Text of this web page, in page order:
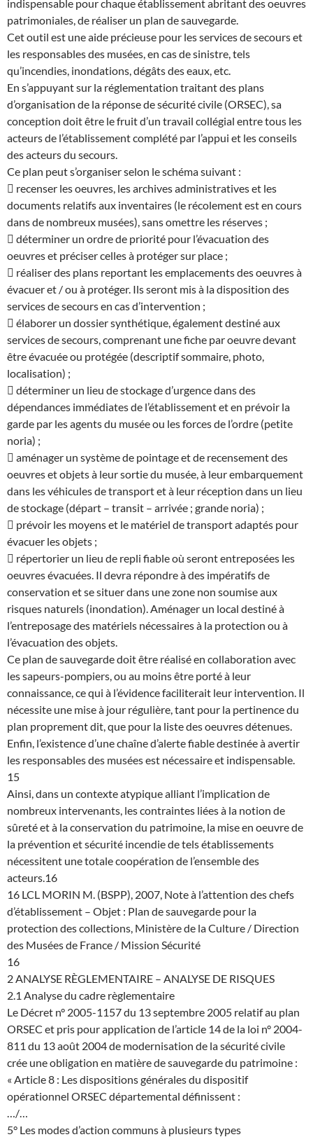
indispensable pour chaque établissement abritant des oeuvres
patrimoniales, de réaliser un plan de sauvegarde.
Cet outil est une aide précieuse pour les services de secours et
les responsables des musées, en cas de sinistre, tels
qu’incendies, inondations, dégâts des eaux, etc.
En s’appuyant sur la réglementation traitant des plans
d’organisation de la réponse de sécurité civile (ORSEC), sa
conception doit être le fruit d’un travail collégial entre tous les
acteurs de l’établissement complété par l’appui et les conseils
des acteurs du secours.
Ce plan peut s’organiser selon le schéma suivant :
 recenser les oeuvres, les archives administratives et les
documents relatifs aux inventaires (le récolement est en cours
dans de nombreux musées), sans omettre les réserves ;
 déterminer un ordre de priorité pour l’évacuation des
oeuvres et préciser celles à protéger sur place ;
 réaliser des plans reportant les emplacements des oeuvres à
évacuer et / ou à protéger. Ils seront mis à la disposition des
services de secours en cas d’intervention ;
 élaborer un dossier synthétique, également destiné aux
services de secours, comprenant une fiche par oeuvre devant
être évacuée ou protégée (descriptif sommaire, photo,
localisation) ;
 déterminer un lieu de stockage d’urgence dans des
dépendances immédiates de l’établissement et en prévoir la
garde par les agents du musée ou les forces de l’ordre (petite
noria) ;
 aménager un système de pointage et de recensement des
oeuvres et objets à leur sortie du musée, à leur embarquement
dans les véhicules de transport et à leur réception dans un lieu
de stockage (départ – transit – arrivée ; grande noria) ;
 prévoir les moyens et le matériel de transport adaptés pour
évacuer les objets ;
 répertorier un lieu de repli fiable où seront entreposées les
oeuvres évacuées. Il devra répondre à des impératifs de
conservation et se situer dans une zone non soumise aux
risques naturels (inondation). Aménager un local destiné à
l’entreposage des matériels nécessaires à la protection ou à
l’évacuation des objets.
Ce plan de sauvegarde doit être réalisé en collaboration avec
les sapeurs-pompiers, ou au moins être porté à leur
connaissance, ce qui à l’évidence faciliterait leur intervention. Il
nécessite une mise à jour régulière, tant pour la pertinence du
plan proprement dit, que pour la liste des oeuvres détenues.
Enfin, l’existence d’une chaîne d’alerte fiable destinée à avertir
les responsables des musées est nécessaire et indispensable.
15
Ainsi, dans un contexte atypique alliant l’implication de
nombreux intervenants, les contraintes liées à la notion de
sûreté et à la conservation du patrimoine, la mise en oeuvre de
la prévention et sécurité incendie de tels établissements
nécessitent une totale coopération de l’ensemble des
acteurs.16
16 LCL MORIN M. (BSPP), 2007, Note à l’attention des chefs
d’établissement – Objet : Plan de sauvegarde pour la
protection des collections, Ministère de la Culture / Direction
des Musées de France / Mission Sécurité
16
2 ANALYSE RÈGLEMENTAIRE – ANALYSE DE RISQUES
2.1 Analyse du cadre règlementaire
Le Décret n° 2005-1157 du 13 septembre 2005 relatif au plan
ORSEC et pris pour application de l’article 14 de la loi n° 2004-
811 du 13 août 2004 de modernisation de la sécurité civile
crée une obligation en matière de sauvegarde du patrimoine :
« Article 8 : Les dispositions générales du dispositif
opérationnel ORSEC départemental définissent :
…/…
5° Les modes d’action communs à plusieurs types